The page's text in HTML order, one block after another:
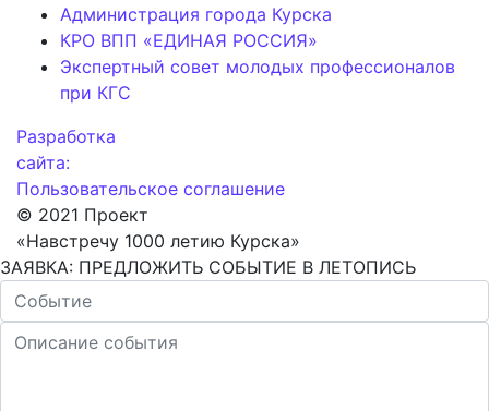
Администрация города Курска
КРО ВПП «ЕДИНАЯ РОССИЯ»
Экспертный совет молодых профессионалов
при КГС
Разработка
сайта:
Пользовательское соглашение
© 2021 Проект
«Навстречу 1000 летию Курска»
ЗАЯВКА: ПРЕДЛОЖИТЬ СОБЫТИЕ В ЛЕТОПИСЬ